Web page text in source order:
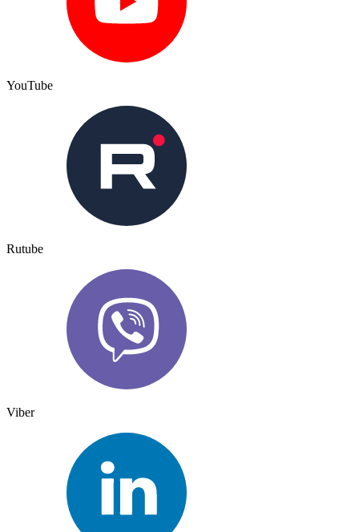
YouTube
Rutube
Viber